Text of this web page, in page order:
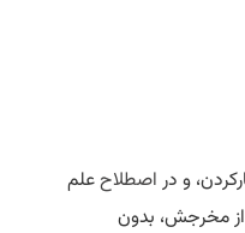
و در اصطلاحعلم
مخرجش، بدون